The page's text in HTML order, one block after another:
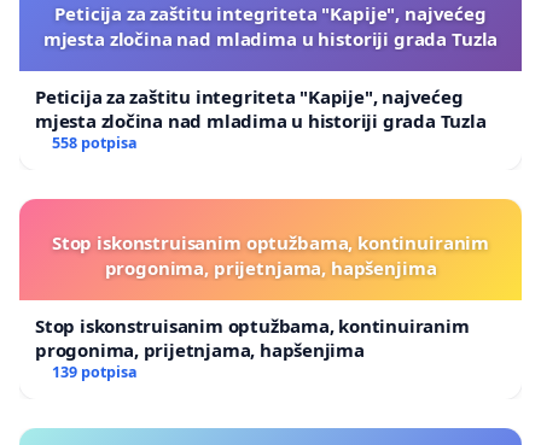
Peticija za zaštitu integriteta "Kapije", najvećeg
mjesta zločina nad mladima u historiji grada Tuzla
Peticija za zaštitu integriteta "Kapije", najvećeg
mjesta zločina nad mladima u historiji grada Tuzla
558 potpisa
Stop iskonstruisanim optužbama, kontinuiranim
progonima, prijetnjama, hapšenjima
Stop iskonstruisanim optužbama, kontinuiranim
progonima, prijetnjama, hapšenjima
139 potpisa